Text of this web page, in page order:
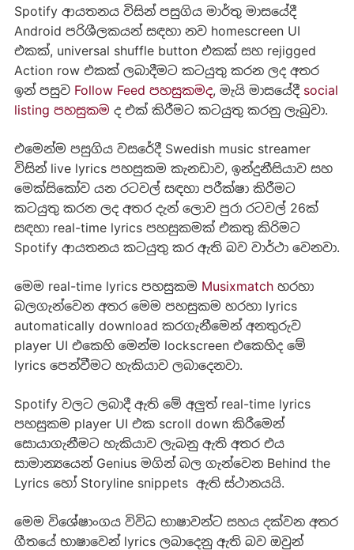
Spotify ආයතනය විසින් පසුගිය මාර්තු මාසයේදී
Android පරිශීලකයන් සඳහා නව homescreen UI
එකක්, universal shuffle button එකක් සහ rejigged
Action row එකක් ලබාදීමට කටයුතු කරන ලද අතර
ඉන් පසුව Follow Feed පහසුකමද, මැයි මාසයේදී social
listing පහසුකම ද එක් කිරීමට කටයුතු කරනු ලැබුවා.
එමෙන්ම පසුගිය වසරේදී Swedish music streamer
විසින් live lyrics පහසුකම කැනඩාව, ඉන්දුනීසියාව සහ
මෙක්සිකෝව යන රටවල් සඳහා පරීක්ෂා කිරීමට
කටයුතු කරන ලද අතර දැන් ලොව පුරා රටවල් 26ක්
සඳහා real-time lyrics පහසුකමක් එකතු කිරිමට
Spotify ආයතනය කටයුතු කර ඇති බව වාර්ථා වෙනවා.
මෙම real-time lyrics පහසුකම Musixmatchහරහා
බලගැන්වෙන අතර මෙම පහසුකම හරහා lyrics
automatically download කරගැනීමෙන් අනතුරුව
player UI එකෙහි මෙන්ම lockscreen එකෙහිද මේ
lyrics පෙන්වීමට හැකියාව ලබාදෙනවා.
Spotify වලට ලබාදී ඇති මේ අලුත් real-time lyrics
පහසුකම player UI එක scroll down කිරීමෙන්
සොයාගැනීමට හැකියාව ලැබනු ඇති අතර එය
සාමාන්‍යයෙන් Genius මගින් බල ගැන්වෙන Behind the
Lyrics හෝ Storyline snippets ඇති ස්ථානයයි.
මෙම විශේෂාංගය විවිධ භාෂාවන්ට සහය දක්වන අතර
ගීතයේ භාෂාවෙන් lyrics ලබාදෙනු ඇති බව ඔවුන්